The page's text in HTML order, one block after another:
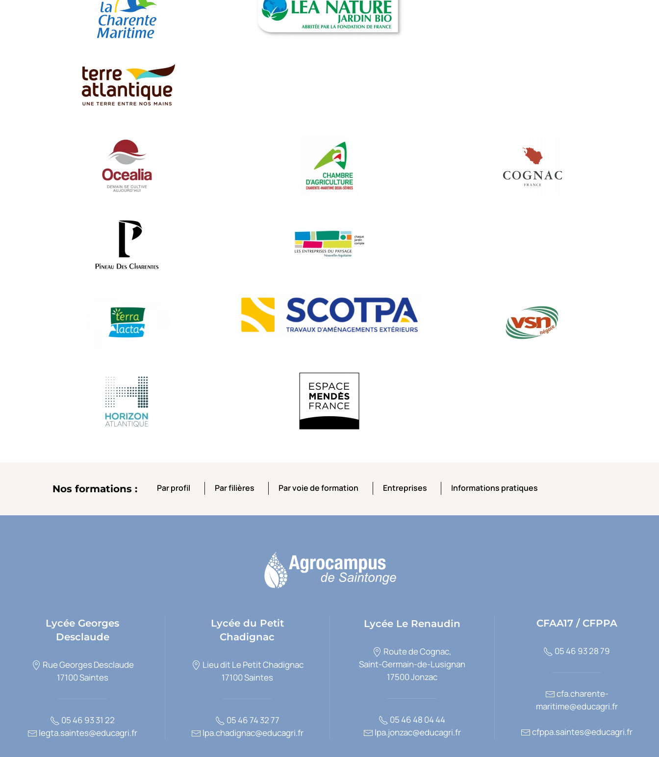
Nos formations :
Par profil
Par filières
Par voie de formation
Entreprises
Informations pratiques
Lycée Georges
Desclaude
Rue Georges Desclaude
17100 Saintes
05 46 93 31 22
legta.saintes@educagri.fr
Lycée du Petit
Chadignac
Lieu dit Le Petit Chadignac
17100 Saintes
05 46 74 32 77
lpa.chadignac@educagri.fr
Lycée Le Renaudin
Route de Cognac,
Saint-Germain-de-Lusignan
17500 Jonzac
05 46 48 04 44
lpa.jonzac@educagri.fr
CFAA17 / CFPPA
05 46 93 28 79
cfa.charente-
maritime@educagri.fr
cfppa.saintes@educagri.fr